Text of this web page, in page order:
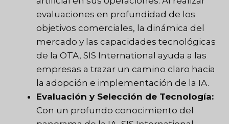
evaluaciones en profundidad de los
objetivos comerciales, la dinámica del
mercado y las capacidades tecnológicas
de la OTA, SIS International ayuda a las
empresas a trazar un camino claro hacia
la adopción e implementación de la IA.
Evaluación y Selección de Tecnología:
Con un profundo conocimiento del